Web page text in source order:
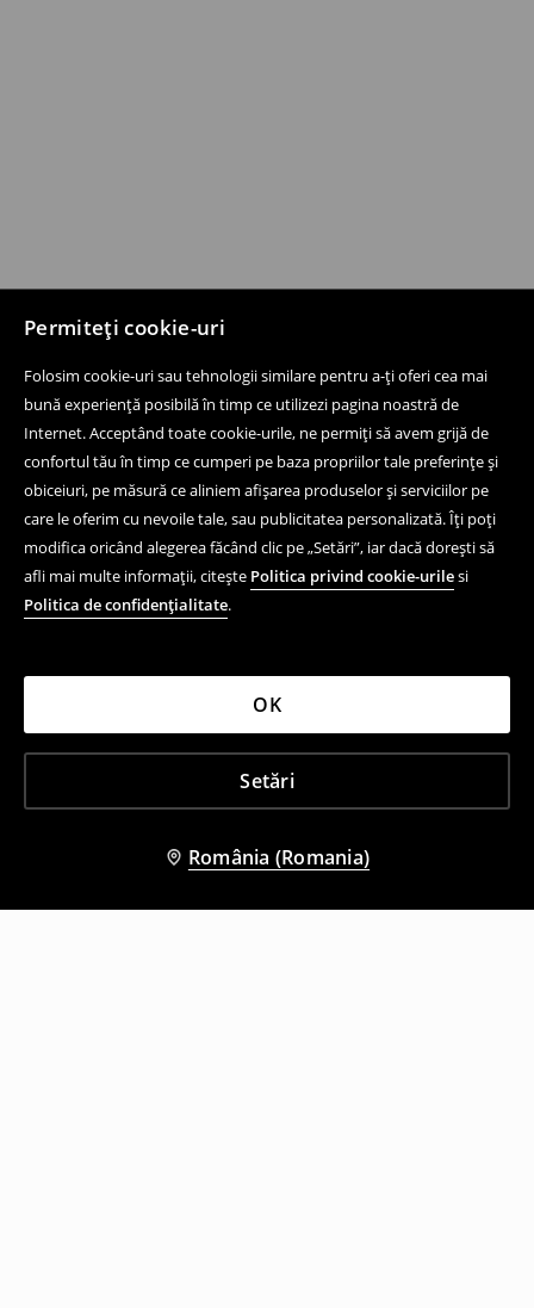
Permiteți cookie-uri
Folosim cookie-uri sau tehnologii similare pentru a-ți oferi cea mai
bună experiență posibilă în timp ce utilizezi pagina noastră de
Internet. Acceptând toate cookie-urile, ne permiți să avem grijă de
confortul tău în timp ce cumperi pe baza propriilor tale preferințe și
obiceiuri, pe măsură ce aliniem afișarea produselor și serviciilor pe
care le oferim cu nevoile tale, sau publicitatea personalizată. Îți poți
modifica oricând alegerea făcând clic pe „Setări”, iar dacă dorești să
afli mai multe informații, citește Politica privind cookie-urilesi
Politica de confidențialitate.
Setări
OK
România (Romania)